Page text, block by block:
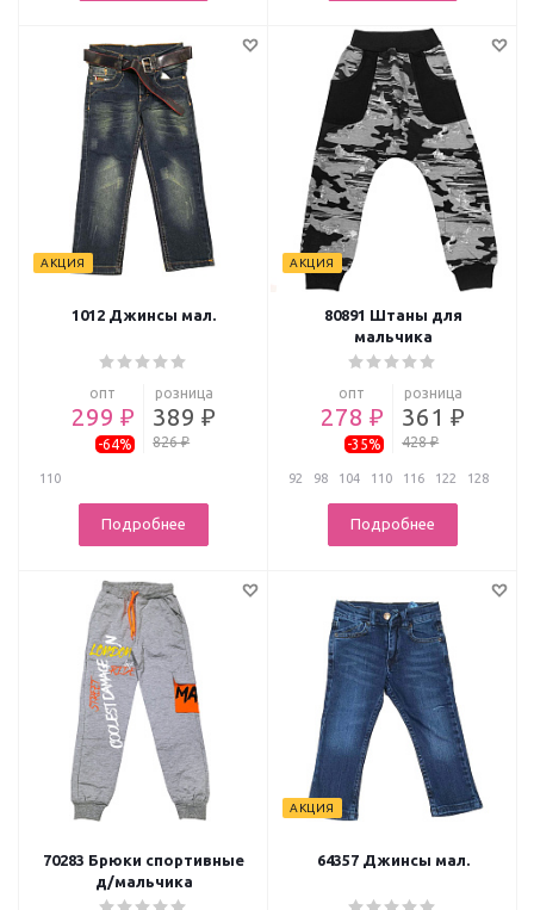
АКЦИЯ
1012 Джинсы мал.
опт
299 ₽
-64%
розница
389 ₽
826 ₽
110
Подробнее
АКЦИЯ
80891 Штаны для
мальчика
опт
278 ₽
-35%
розница
361 ₽
428 ₽
92 98 104 110 116 122 128
Подробнее
70283 Брюки спортивные
д/мальчика
АКЦИЯ
64357 Джинсы мал.